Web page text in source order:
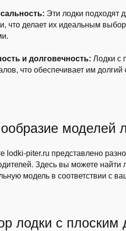
Эти лодки подходят
что делает их идеальным
и долговечность: Лодки с
что обеспечивает им
моделей
lodki-piter.ru представлено
Здесь вы можете найти
модель в соответствии с
лодки с плоским